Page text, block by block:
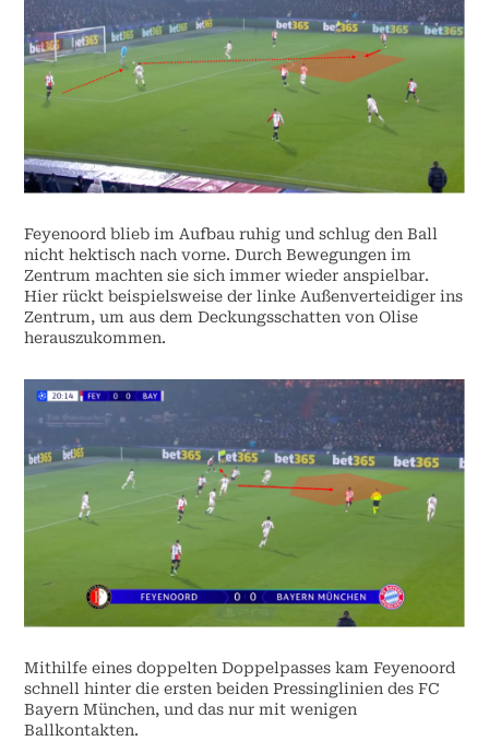
Feyenoord blieb im Aufbau ruhig und schlug den Ball
nicht hektisch nach vorne. Durch Bewegungen im
Zentrum machten sie sich immer wieder anspielbar.
Hier rückt beispielsweise der linke Außenverteidiger ins
Zentrum, um aus dem Deckungsschatten von Olise
herauszukommen.
Mithilfe eines doppelten Doppelpasses kam Feyenoord
schnell hinter die ersten beiden Pressinglinien des FC
Bayern München, und das nur mit wenigen
Ballkontakten.